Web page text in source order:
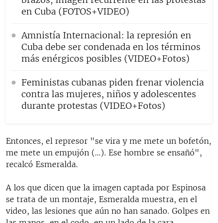
en Cuba (FOTOS+VIDEO)
Amnistía Internacional: la represión en
Cuba debe ser condenada en los términos
más enérgicos posibles (VIDEO+Fotos)
Feministas cubanas piden frenar violencia
contra las mujeres, niños y adolescentes
durante protestas (VIDEO+Fotos)
Entonces, el represor "se vira y me mete un bofetón,
me mete un empujón (...). Ese hombre se ensañó",
recalcó Esmeralda.
A los que dicen que la imagen captada por Espinosa
se trata de un montaje, Esmeralda muestra, en el
video, las lesiones que aún no han sanado. Golpes en